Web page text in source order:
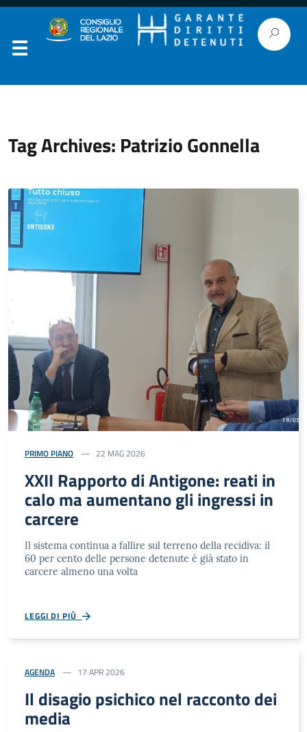
Tag Archives: Patrizio Gonnella
PRIMO PIANO 22 MAG 2026
XXII Rapporto di Antigone: reati in
calo ma aumentano gli ingressi in
carcere
Il sistema continua a fallire sul terreno della recidiva: il
60 per cento delle persone detenute è già stato in
carcere almeno una volta
LEGGI DI PIÙ
AGENDA 17 APR 2026
Il disagio psichico nel racconto dei
media